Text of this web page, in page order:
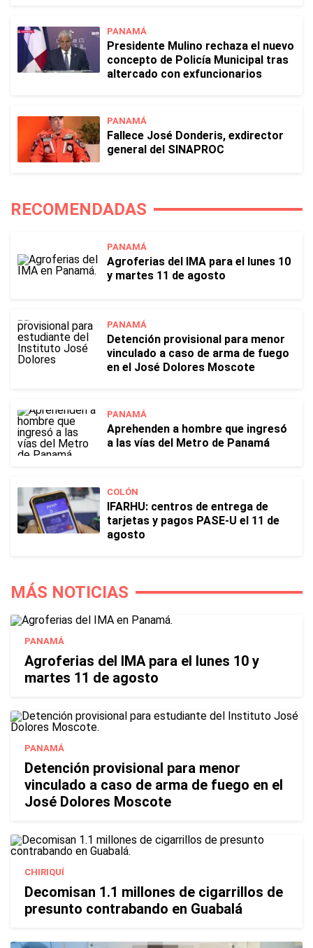
PANAMÁ
Presidente Mulino rechaza el nuevo
concepto de Policía Municipal tras
altercado con exfuncionarios
PANAMÁ
Fallece José Donderis, exdirector
general del SINAPROC
RECOMENDADAS
PANAMÁ
Agroferias del IMA para el lunes 10
y martes 11 de agosto
PANAMÁ
Detención provisional para menor
vinculado a caso de arma de fuego
en el José Dolores Moscote
PANAMÁ
Aprehenden a hombre que ingresó
a las vías del Metro de Panamá
COLÓN
IFARHU: centros de entrega de
tarjetas y pagos PASE-U el 11 de
agosto
MÁS NOTICIAS
PANAMÁ
Agroferias del IMA para el lunes 10 y
martes 11 de agosto
PANAMÁ
Detención provisional para menor
vinculado a caso de arma de fuego en el
José Dolores Moscote
CHIRIQUÍ
Decomisan 1.1 millones de cigarrillos de
presunto contrabando en Guabalá